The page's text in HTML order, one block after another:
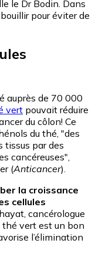
le Dr Bodin. Dans
pour éviter de
auprès de 70 000
vert pouvait réduire
du côlon! Ce
du thé, "des
tissus par des
cancéreuses",
(Anticancer).
la croissance
cellules
cancérologue
thé vert est un bon
l’élimination